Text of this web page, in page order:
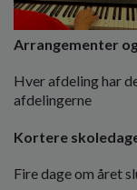
Arrangementer
Hver afdeling har
afdelingerne
Kortere
Fire dage om året